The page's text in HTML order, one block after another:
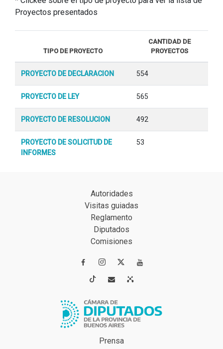
Proyectos presentados
TIPO DE PROYECTO
CANTIDAD DE
PROYECTOS
PROYECTO DE DECLARACION 554
PROYECTO DE LEY 565
PROYECTO DE RESOLUCION 492
PROYECTO DE SOLICITUD DE
INFORMES
53
Autoridades
Visitas guiadas
Reglamento
Diputados
Comisiones
 
 
Prensa